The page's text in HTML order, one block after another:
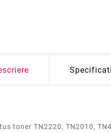
toner TN2220, TN2010,